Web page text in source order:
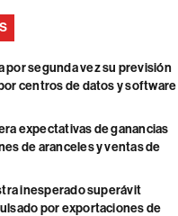
por segunda vez su previsión
centros de datos y software
expectativas de ganancias
de aranceles y ventas de
inesperado superávit
por exportaciones de